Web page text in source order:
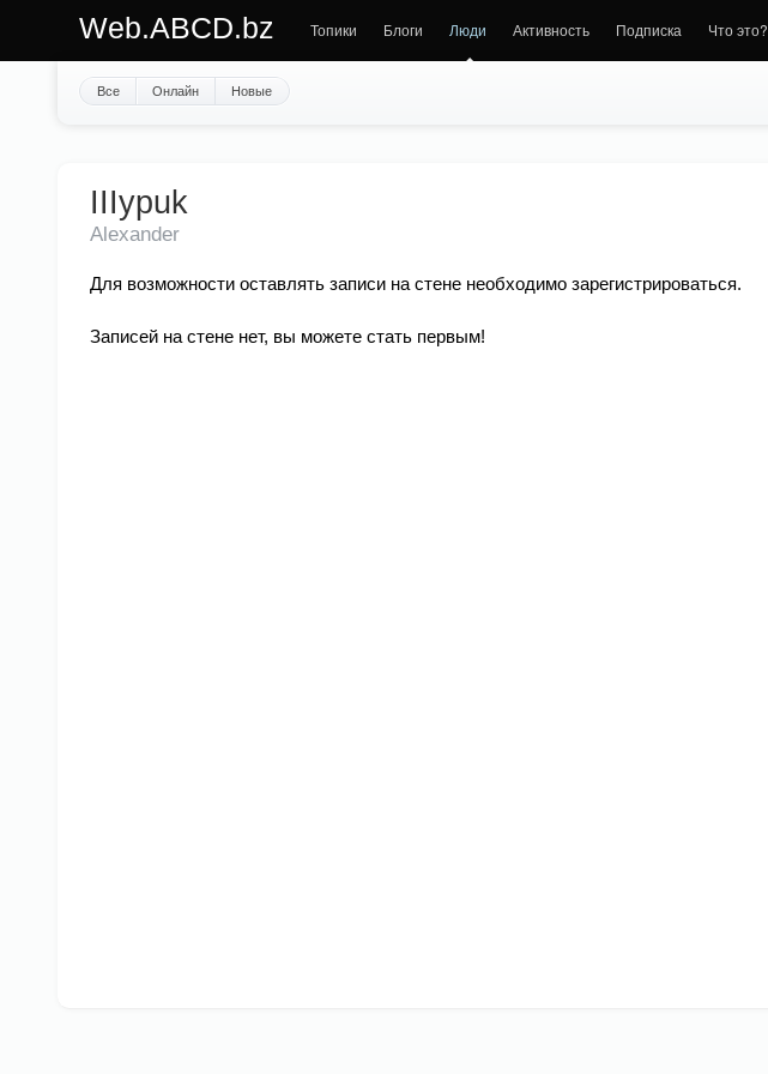
Web.ABCD.bz Топики Блоги Люди Активность Подписка Что это?
Все Онлайн Новые
IIIypuk
Alexander
Для возможности оставлять записи на стене необходимо зарегистрироваться.
Записей на стене нет, вы можете стать первым!